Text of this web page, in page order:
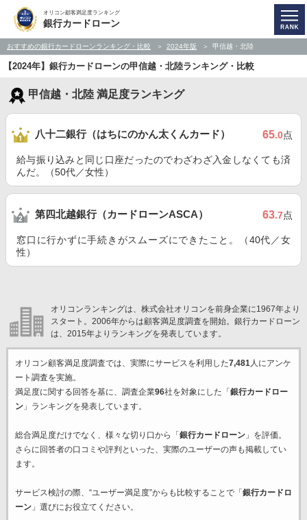
オリコン顧客満足度ランキング
銀行カードローン
おすすめの銀行カードローンランキング・比較 2024年版 甲信越・北陸
【2024年】銀行カードローンの甲信越・北陸ランキング・比較
甲信越・北陸 満足度ランキング
八十二銀行（はちにのかん太くんカード） 65.0点
給与振り込みと同じ口座だったのでわざわざ入金しなくても済
んだ。（50代／女性）
第四北越銀行（カードローンASCA） 63.7点
窓口に行かずに手続きがスムーズにできたこと。（40代／女
性）
オリコンランキングは、株式会社オリコンを前身企業に1967年より
スタート。2006年からは顧客満足度調査を開始。銀行カードローン
は、2015年よりランキングを発表しています。
オリコン顧客満足度調査では、実際にサービスを利用した7,481人にアンケ
ート調査を実施。
満足度に関する回答を基に、調査企業96社を対象にした「 銀行カードロー
ン」ランキングを発表しています。
総合満足度だけでなく、様々な切り口から「 銀行カードローン」を評価。
さらに回答者の口コミや評判といった、実際のユーザーの声も掲載してい
ます。
サービス検討の際、“ユーザー満足度”からも比較することで「 銀行カードロ
ーン」選びにお役立てください。